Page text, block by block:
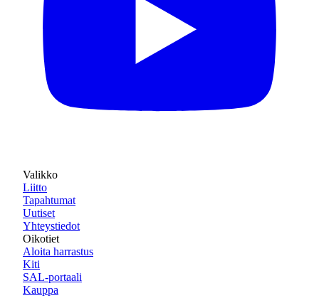
Valikko
Liitto
Tapahtumat
Uutiset
Yhteystiedot
Oikotiet
Aloita harrastus
Kiti
SAL-portaali
Kauppa